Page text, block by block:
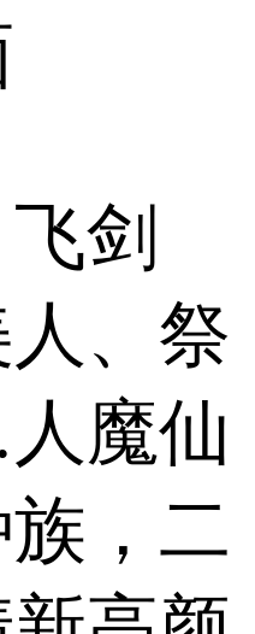
剑
、祭
魔仙
，二